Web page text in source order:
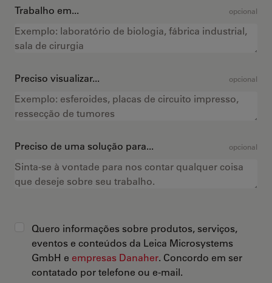
Trabalho em... opcional
Preciso visualizar... opcional
Preciso de uma solução para... opcional
Quero informações sobre produtos, serviços,
eventos e conteúdos da Leica Microsystems
GmbH e empresas Danaher. Concordo em ser
contatado por telefone ou e-mail.